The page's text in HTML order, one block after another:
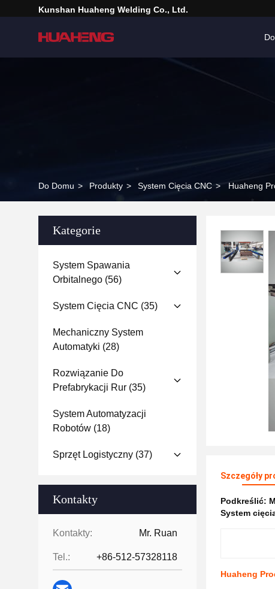
Kunshan Huaheng Welding Co., Ltd.
Do Domu > Produkty > System Cięcia CNC > Huaheng
Kategorie
System Spawania
Orbitalnego (56)
System Cięcia CNC (35)
Mechaniczny System
Automatyki (28)
Rozwiązanie Do
Prefabrykacji Rur (35)
System Automatyzacji
Robotów (18)
Sprzęt Logistyczny (37)
Kontakty
Kontakty: Mr. Ruan
Tel.: +86-512-57328118
Szczegóły
Podkreślić:
System
Huaheng